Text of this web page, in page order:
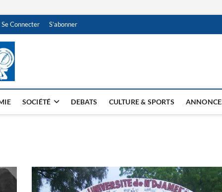
Se Connecter S’abonner
NDJAMENA HEBDO
SOCIÉTÉ DEBATS CULTURE & SPORTS